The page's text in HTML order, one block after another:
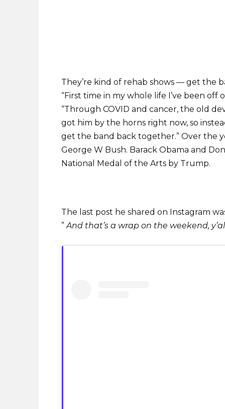
They’re kind of rehab shows — get the
“First time in my whole life I’ve been off
“Through COVID and cancer, the old
got him by the horns right now, so
get the band back together.” Over the
George W Bush. Barack Obama and
National Medal of the Arts by Trump.
The last post he shared on Instagram
”And that’s a wrap on the weekend,